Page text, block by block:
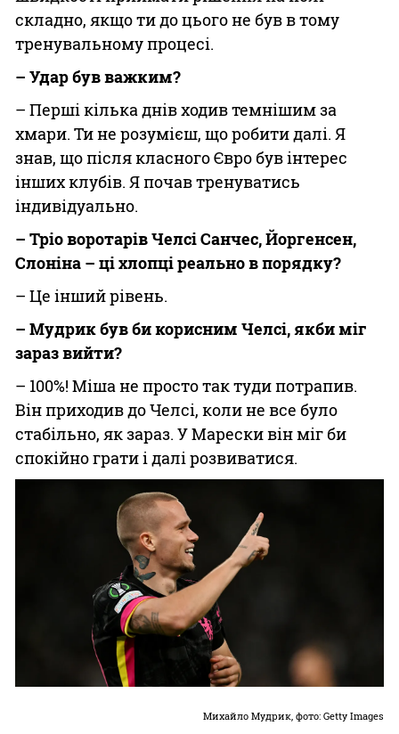
складно, якщо ти до цього не був в тому
тренувальному процесі.
– Удар був важким?
– Перші кілька днів ходив темнішим за
хмари. Ти не розумієш, що робити далі. Я
знав, що після класного Євро був інтерес
інших клубів. Я почав тренуватись
індивідуально.
– Тріо воротарів Челсі Санчес, Йоргенсен,
Слоніна – ці хлопці реально в порядку?
– Це інший рівень.
– Мудрик був би корисним Челсі, якби міг
зараз вийти?
– 100%! Міша не просто так туди потрапив.
Він приходив до Челсі, коли не все було
стабільно, як зараз. У Марески він міг би
спокійно грати і далі розвиватися.
Михайло Мудрик, фото: Getty Images